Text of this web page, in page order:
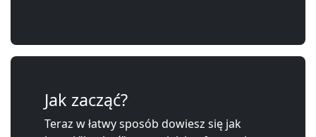
Jak zacząć?
Teraz w łatwy sposób dowiesz się jak